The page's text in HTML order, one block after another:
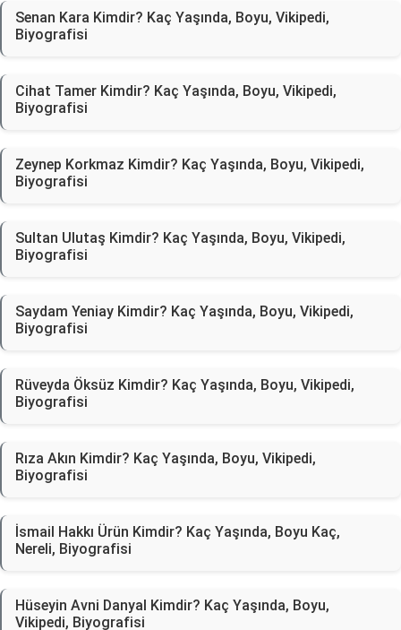
Senan Kara Kimdir? Kaç Yaşında, Boyu, Vikipedi,
Biyografisi
Cihat Tamer Kimdir? Kaç Yaşında, Boyu, Vikipedi,
Biyografisi
Zeynep Korkmaz Kimdir? Kaç Yaşında, Boyu, Vikipedi,
Biyografisi
Sultan Ulutaş Kimdir? Kaç Yaşında, Boyu, Vikipedi,
Biyografisi
Saydam Yeniay Kimdir? Kaç Yaşında, Boyu, Vikipedi,
Biyografisi
Rüveyda Öksüz Kimdir? Kaç Yaşında, Boyu, Vikipedi,
Biyografisi
Rıza Akın Kimdir? Kaç Yaşında, Boyu, Vikipedi,
Biyografisi
İsmail Hakkı Ürün Kimdir? Kaç Yaşında, Boyu Kaç,
Nereli, Biyografisi
Hüseyin Avni Danyal Kimdir? Kaç Yaşında, Boyu,
Vikipedi, Biyografisi